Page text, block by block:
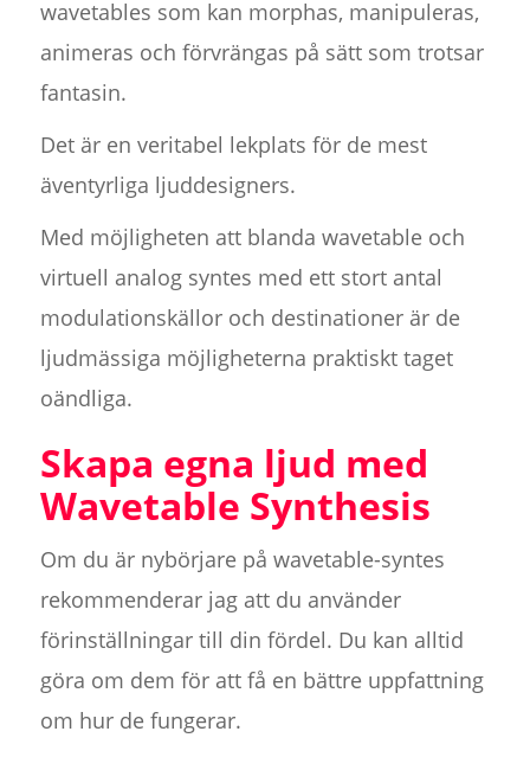
wavetables som kan morphas, manipuleras,
animeras och förvrängas på sätt som trotsar
fantasin.
Det är en veritabel lekplats för de mest
äventyrliga ljuddesigners.
Med möjligheten att blanda wavetable och
virtuell analog syntes med ett stort antal
modulationskällor och destinationer är de
ljudmässiga möjligheterna praktiskt taget
oändliga.
Skapa egna ljud med
Wavetable Synthesis
Om du är nybörjare på wavetable-syntes
rekommenderar jag att du använder
förinställningar till din fördel. Du kan alltid
göra om dem för att få en bättre uppfattning
om hur de fungerar.